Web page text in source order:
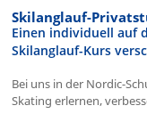
Skilanglauf-
Einen individuell auf
Skilanglauf-Kurs
Bei uns in der Nordic-
Skating erlernen,